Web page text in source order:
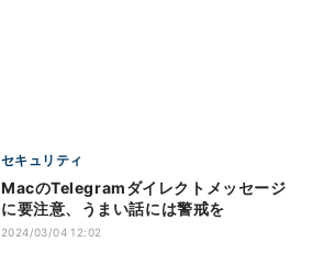
セキュリティ
MacのTelegramダイレクトメッセージ
に要注意、うまい話には警戒を
2024/03/04 12:02